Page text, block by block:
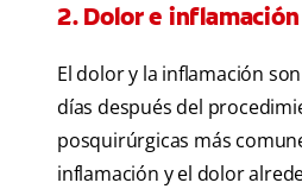
2. Dolor e inflamación
El dolor y la inflamación
días después del
posquirúrgicas más
inflamación y el dolor